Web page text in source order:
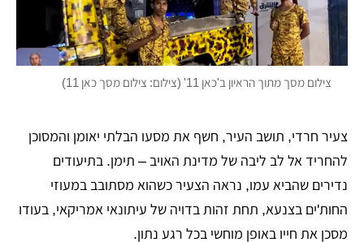
צילום מסך מתוך הראיון ב'כאן 11' (צילום: צילום מסך כאן 11)
צעיר חרדי, תושב העיר, חשף את מסעו הבלתי יאומן והמסוכן
להחריד אל לב ליבה של מדינת האויב – תימן. בתיעודים
נדירים שהביא עמו, נראה הצעיר כשהוא מסתובב במעוזי
החות'ים בצנעא, תחת זהות בדויה של עיתונאי אמריקאי, בעודו
מסכן את חייו באופן מוחשי בכל רגע נתון.